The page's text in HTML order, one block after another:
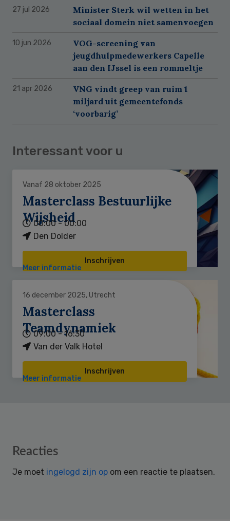
27 jul 2026
Minister Sterk wil wetten in het
sociaal domein niet samenvoegen
10 jun 2026
VOG-screening van
jeugdhulpmedewerkers Capelle
aan den IJssel is een rommeltje
21 apr 2026
VNG vindt greep van ruim 1
miljard uit gemeentefonds
‘voorbarig’
Interessant voor u
Vanaf 28 oktober 2025
Masterclass Bestuurlijke
Wijsheid
00:00 - 00:00
Den Dolder
Inschrijven
Meer informatie
16 december 2025, Utrecht
Masterclass
Teamdynamiek
09:00 - 16:30
Van der Valk Hotel
Inschrijven
Meer informatie
Reader
Reacties
Je moet ingelogd zijn op om een reactie te plaatsen.